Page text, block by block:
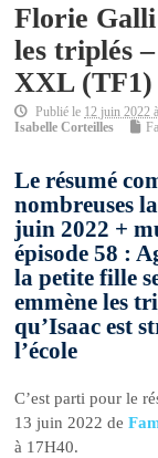
Florie
les triplés
XXL (TF1)
Publié le 12 juin 2022
Isabelle Corteilles
Le résumé
nombreuses
juin 2022 +
épisode 58 :
la petite fille
emmène les
qu’Isaac est
l’école
C’est parti pour le
13 juin 2022 de
à 17H40.